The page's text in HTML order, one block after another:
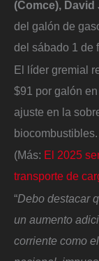
(Comce), David
del galón de
del sábado 1 de
El líder gremial
$91 por galón
ajuste en la
biocombustibles.
(Más: El 2025
transporte de
“Debo destacar
un aumento
corriente como